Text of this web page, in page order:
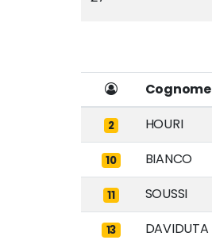
Cognome
2 HOURI
10 BIANCO
11 SOUSSI
13 DAVIDUTA